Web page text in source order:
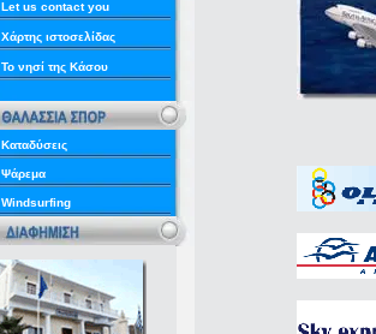
Let us contact you
Χάρτης ιστοσελίδας
Το νησί της Κάσου
Καταδύσεις
Ψάρεμα
Windsurfing